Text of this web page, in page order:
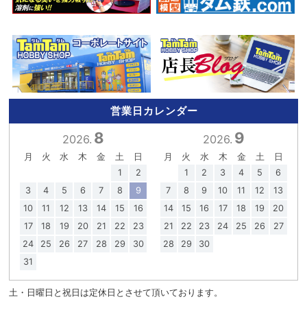
営業日カレンダー
2026. 8
月 火 水 木 金 土
日
1
2
3
4 5 6 7 8
9
10
11 12 13 14 15
16
17
18 19 20 21 22
23
24
25 26 27 28 29
30
31
2026. 9
月 火 水 木 金 土
日
1
2 3 4 5
6
7
8 9 10 11 12
13
14
15 16 17 18 19
20
21
22 23 24 25 26
27
28
29 30
土・日曜日と祝日は定休日とさせて頂いております。